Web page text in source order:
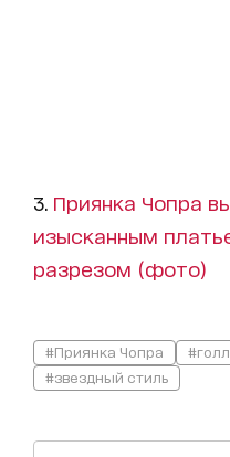
3. Приянка Чопра
изысканным
разрезом (фото)
#Приянка Чопра
#звездный стиль